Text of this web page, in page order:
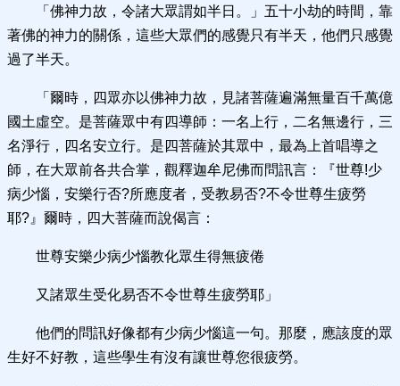
「佛神力故，令諸大眾謂如半日。」五十小劫的時間，靠
著佛的神力的關係，這些大眾們的感覺只有半天，他們只感覺
過了半天。
「爾時，四眾亦以佛神力故，見諸菩薩遍滿無量百千萬億
國土虛空。是菩薩眾中有四導師：一名上行，二名無邊行，三
名淨行，四名安立行。是四菩薩於其眾中，最為上首唱導之
師，在大眾前各共合掌，觀釋迦牟尼佛而問訊言：『世尊!少
病少惱，安樂行否?所應度者，受教易否?不令世尊生疲勞
耶?』爾時，四大菩薩而說偈言：
世尊安樂少病少惱教化眾生得無疲倦
又諸眾生受化易否不令世尊生疲勞耶」
他們的問訊好像都有少病少惱這一句。那麼，應該度的眾
生好不好教，這些學生有沒有讓世尊您很疲勞。